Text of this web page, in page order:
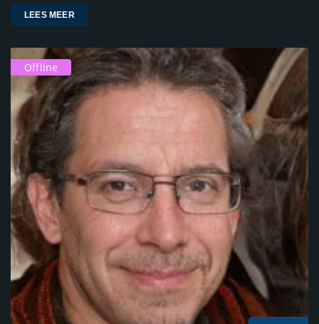
LEES MEER
Offline